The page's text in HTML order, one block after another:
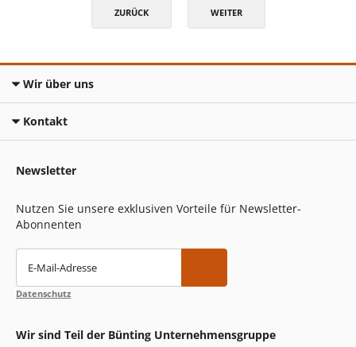
ZURÜCK WEITER
Wir über uns
Kontakt
Newsletter
Nutzen Sie unsere exklusiven Vorteile für Newsletter-
Abonnenten
E-Mail-Adresse
Datenschutz
Wir sind Teil der Bünting Unternehmensgruppe